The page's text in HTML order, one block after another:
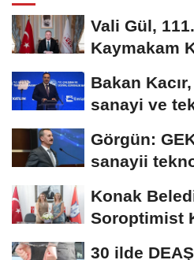
Vali Gül,
Kaymakam
Bakan
sanayi ve
Görgün:
sanayii
Konak
Soroptimist
30 ilde